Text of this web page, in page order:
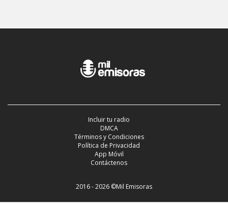
Incluir tu radio
DMCA
Términos y Condiciones
Política de Privacidad
App Móvil
Contáctenos
2016 - 2026 ©Mil Emisoras